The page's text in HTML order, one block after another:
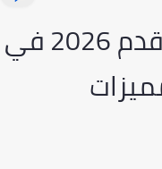
سعر ثلاجة تورنيدو 12 قدم 2026 في